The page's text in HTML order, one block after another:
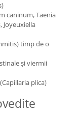
caninum, Taenia
Joyeuxiella
timp de o
și viermii
plica)